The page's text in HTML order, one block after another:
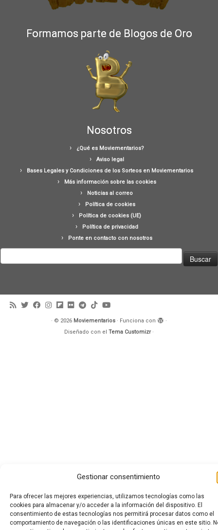
Gestionar consentimiento
Para ofrecer las mejores experiencias, utilizamos tecnologías como las
cookies para almacenar y/o acceder a la información del dispositivo. El
consentimiento de estas tecnologías nos permitirá procesar datos como el
comportamiento de navegación o las identificaciones únicas en este sitio.
Formamos parte de Blogos de Oro
Nosotros
¿Qué es Moviementarios?
Aviso legal
Bases Legales y Condiciones de los Sorteos en Moviementarios
Más información sobre las cookies
Noticias al correo
Política de cookies
Política de cookies (UE)
Política de privacidad
Ponte en contacto con nosotros
· © 2026 Moviementarios · Funciona con
·
Diseñado con el Tema Customizr·